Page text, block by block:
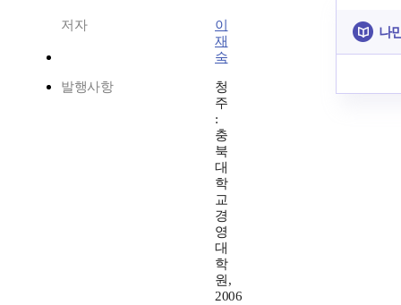
저자
이
재
숙
발행사항
청
주
:
충
북
대
학
교
경
영
대
학
원,
2006
나